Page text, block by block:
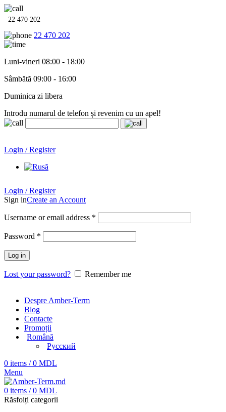
22 470 202
22 470 202
Luni-vineri 08:00 - 18:00
Sâmbătă 09:00 - 16:00
Duminica zi libera
Introdu numarul de telefon și revenim cu un apel!
Login / Register
Login / Register
Sign inCreate an Account
Username or email address *
Password *
Log in
Lost your password? Remember me
Despre Amber-Term
Blog
Contacte
Promoții
Română
Русский
0 items / 0 MDL
Menu
0 items / 0 MDL
Răsfoiți categorii